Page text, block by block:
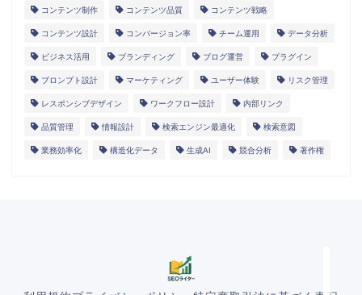
コンテンツ制作 コンテンツ品質 コンテンツ戦略
コンテンツ設計 コンバージョン率 チーム運用 データ分析
ビジネス活用 ブランディング ブログ運営 プラグイン
プロンプト設計 マーケティング ユーザー体験 リスク管理
レスポンシブデザイン ワークフロー設計 内部リンク
品質管理 情報設計 検索エンジン最適化 検索意図
業務効率化 構造化データ 生成AI 競合分析 著作権
HOME